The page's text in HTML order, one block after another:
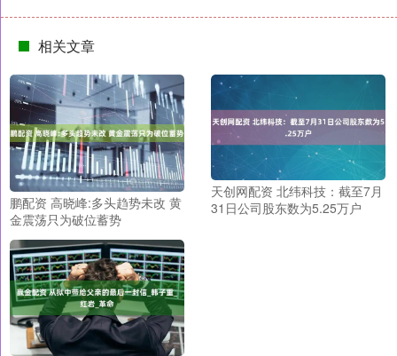
相关文章
鹏配资 高晓峰:多头趋势未改 黄
金震荡只为破位蓄势
天创网配资 北纬科技：截至7月
31日公司股东数为5.25万户